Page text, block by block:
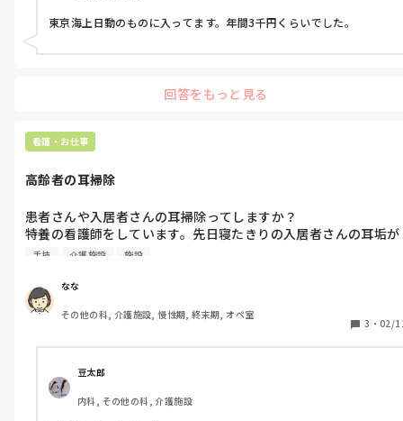
東京海上日動のものに入ってます。年間3千円くらいでした。
回答をもっと見る
看護・お仕事
高齢者の耳掃除
患者さんや入居者さんの耳掃除ってしますか？
特養の看護師をしています。先日寝たきりの入居者さんの耳垢が
溜まっていることに気がつきました。
看護業務に耳かきが含まれるのかわかりませんが、皆様されたこ
とありますか？
今までする機会がなかったので少し不安なのですが、気をつける
手技 介護施設 施設
なな
その他の科, 介護施設, 慢性期, 終末期, オペ室
3 ・ 02/
豆太郎
内科, その他の科, 介護施設